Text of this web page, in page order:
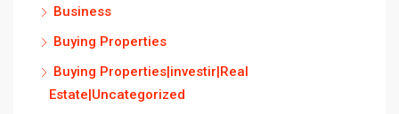
Business
Buying Properties
Buying Properties|investir|Real
Estate|Uncategorized